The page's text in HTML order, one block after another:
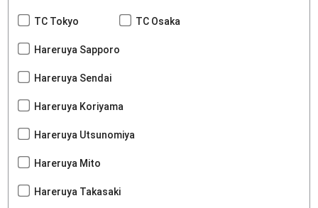
TC Tokyo TC Osaka
Hareruya Sapporo
Hareruya Sendai
Hareruya Koriyama
Hareruya Utsunomiya
Hareruya Mito
Hareruya Takasaki